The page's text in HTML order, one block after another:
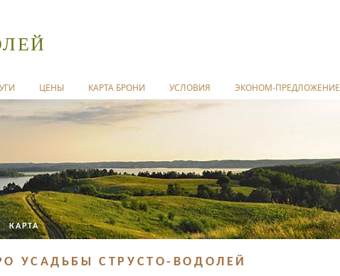
ЦЕНЫ КАРТА БРОНИ УСЛОВИЯ ЭКОНОМ-ПРЕДЛОЖЕНИЕ
КАРТА
УСАДЬБЫ СТРУСТО-ВОДОЛЕЙ